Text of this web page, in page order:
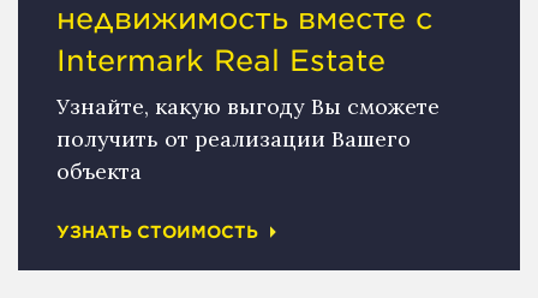
недвижимость вместе с
Intermark Real Estate
Узнайте, какую выгоду Вы сможете
получить от реализации Вашего
объекта
УЗНАТЬ СТОИМОСТЬ